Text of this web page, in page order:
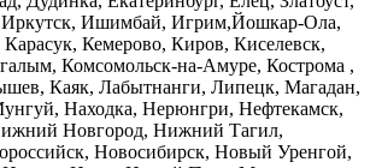
Ишимбай, Игрим,Йошкар-Ола,
Кемерово, Киров, Киселевск,
Комсомольск-на-Амуре, Кострома ,
Каяк, Лабытнанги, Липецк, Магадан,
Находка, Нерюнгри, Нефтекамск,
Новгород, Нижний Тагил,
Новосибирск, Новый Уренгой,